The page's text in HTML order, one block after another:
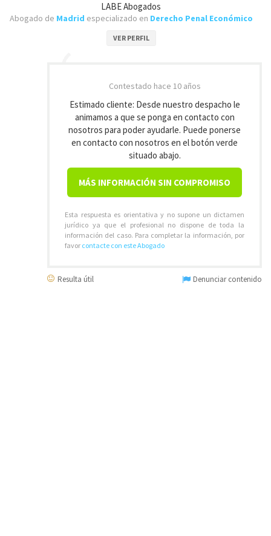
LABE Abogados
Abogado de Madrid especializado en Derecho Penal Económico
VER PERFIL
Contestado hace 10 años
Estimado cliente: Desde nuestro despacho le
animamos a que se ponga en contacto con
nosotros para poder ayudarle. Puede ponerse
en contacto con nosotros en el botón verde
situado abajo.
MÁS INFORMACIÓN SIN COMPROMISO
Esta respuesta es orientativa y no supone un dictamen
jurídico ya que el profesional no dispone de toda la
información del caso. Para completar la información, por
favor contacte con este Abogado
Resulta útil Denunciar contenido